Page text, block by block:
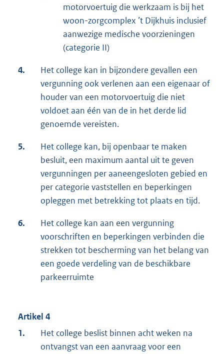
motorvoertuig die werkzaam is bij het
woon-zorgcomplex ’t Dijkhuis inclusief
aanwezige medische voorzieningen
(categorie II)
4.
Het college kan in bijzondere gevallen een
vergunning ook verlenen aan een eigenaar of
houder van een motorvoertuig die niet
voldoet aan één van de in het derde lid
genoemde vereisten.
5.
Het college kan, bij openbaar te maken
besluit, een maximum aantal uit te geven
vergunningen per aaneengesloten gebied en
per categorie vaststellen en beperkingen
opleggen met betrekking tot plaats en tijd.
6.
Het college kan aan een vergunning
voorschriften en beperkingen verbinden die
strekken tot bescherming van het belang van
een goede verdeling van de beschikbare
parkeerruimte
Artikel 4
1.
Het college beslist binnen acht weken na
ontvangst van een aanvraag voor een